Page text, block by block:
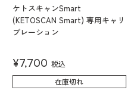
ケトスキャンSmart
(KETOSCAN Smart) 専用キャリ
ブレーション
¥7,700 税込
在庫切れ